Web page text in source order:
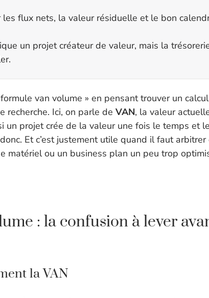
flux nets, la valeur résiduelle et le bon
un projet créateur de valeur, mais la
van volume » en pensant trouver un
recherche. Ici, on parle deVAN, la valeur
un projet crée de la valeur une fois le temps et
Et c’est justement utile quand il faut
matériel ou un business plan un peu trop
: la confusion à lever
la VAN